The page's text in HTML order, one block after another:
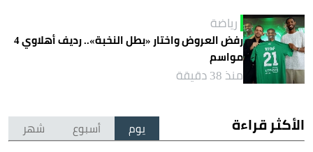
رياضة
رفض العروض واختار «بطل النخبة».. رديف أهلاوي 4
مواسم
منذ 38 دقيقة
الأكثر قراءة يوم أسبوع شهر